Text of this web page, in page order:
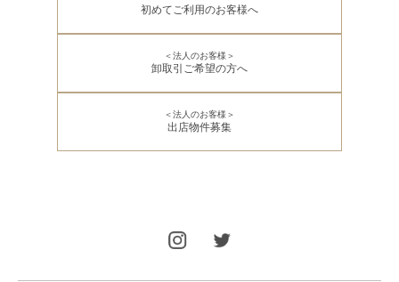
初めてご利用のお客様へ
＜法人のお客様＞
卸取引ご希望の方へ
＜法人のお客様＞
出店物件募集